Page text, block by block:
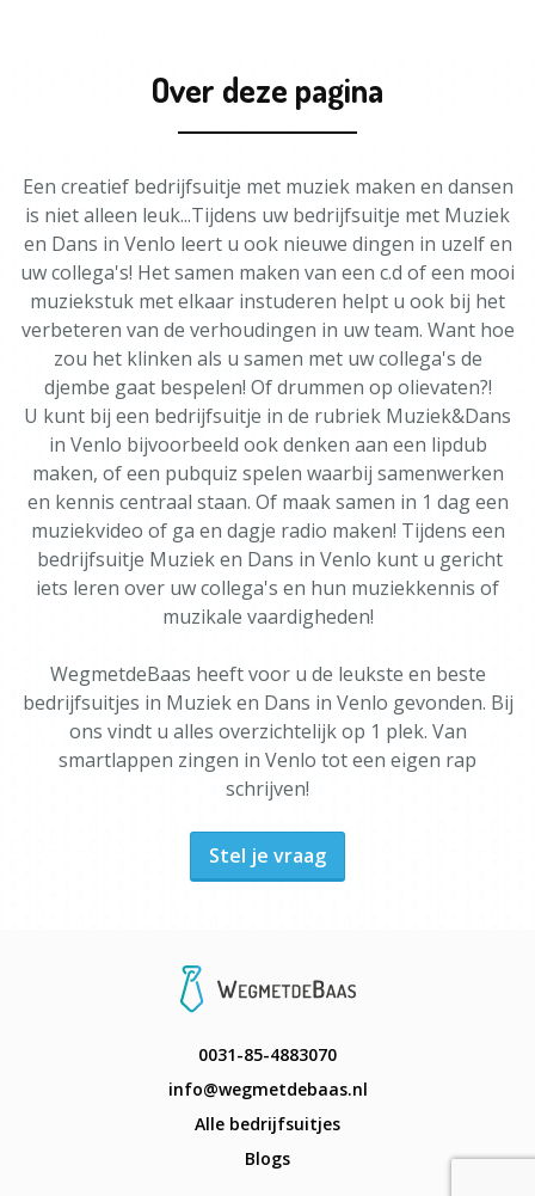
Over deze pagina
Een creatief bedrijfsuitje met muziek maken en dansen
is niet alleen leuk...Tijdens uw bedrijfsuitje met Muziek
en Dans in Venlo leert u ook nieuwe dingen in uzelf en
uw collega's! Het samen maken van een c.d of een mooi
muziekstuk met elkaar instuderen helpt u ook bij het
verbeteren van de verhoudingen in uw team. Want hoe
zou het klinken als u samen met uw collega's de
djembe gaat bespelen! Of drummen op olievaten?!
U kunt bij een bedrijfsuitje in de rubriek Muziek&Dans
in Venlo bijvoorbeeld ook denken aan een lipdub
maken, of een pubquiz spelen waarbij samenwerken
en kennis centraal staan. Of maak samen in 1 dag een
muziekvideo of ga en dagje radio maken! Tijdens een
bedrijfsuitje Muziek en Dans in Venlo kunt u gericht
iets leren over uw collega's en hun muziekkennis of
muzikale vaardigheden!
WegmetdeBaas heeft voor u de leukste en beste
bedrijfsuitjes in Muziek en Dans in Venlo gevonden. Bij
ons vindt u alles overzichtelijk op 1 plek. Van
smartlappen zingen in Venlo tot een eigen rap
schrijven!
Stel je vraag
0031-85-4883070
info@wegmetdebaas.nl
Alle bedrijfsuitjes
Blogs